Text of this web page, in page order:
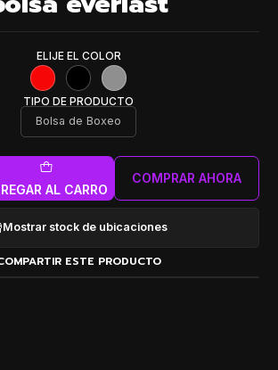
ELIJE EL COLOR
TIPO DE PRODUCTO
Bolsa de Boxeo
AL CARRO
COMPRAR AHORA
Mostrar stock de ubicaciones
ESTE PRODUCTO